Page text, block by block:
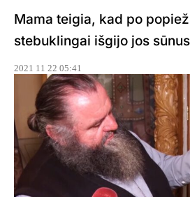
Mama teigia, kad po
stebuklingai išgijo jos sūnus
2021 11 22 05:41